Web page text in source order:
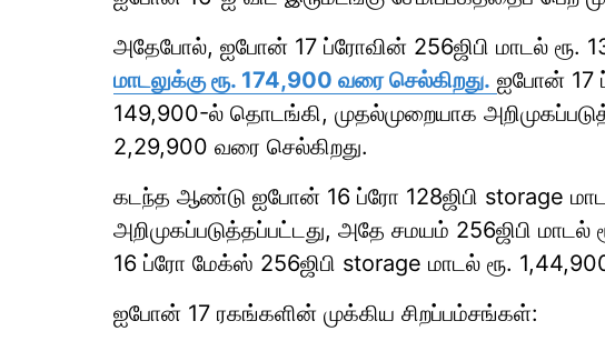
அதேபோல், ஐபோன் 17 ப்ரோவின் 256ஜிபி மாடல் ரூ.
மாடலுக்கு ரூ. 174,900 வரை செல்கிறது. ஐபோன் 17
149,900-ல் தொடங்கி, முதல்முறையாக
2,29,900 வரை செல்கிறது.
கடந்த ஆண்டு ஐபோன் 16 ப்ரோ 128ஜிபி storage
அறிமுகப்படுத்தப்பட்டது, அதே சமயம் 256ஜிபி
16 ப்ரோ மேக்ஸ் 256ஜிபி storage மாடல் ரூ.
ஐபோன் 17 ரகங்களின் முக்கிய சிறப்பம்சங்கள்: